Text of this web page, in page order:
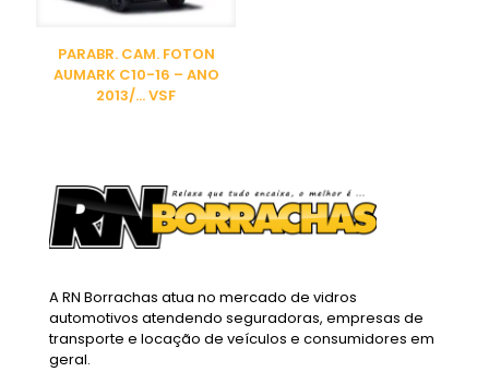
PARABR. CAM. FOTON
AUMARK C10-16 – ANO
2013/… VSF
A RN Borrachas atua no mercado de vidros
automotivos atendendo seguradoras, empresas de
transporte e locação de veículos e consumidores em
geral.